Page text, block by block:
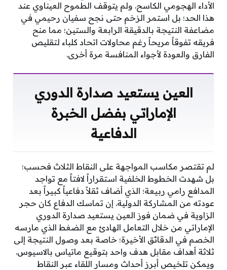
الأداء الهجومي الكاسح. ولم يتوقف الطموح العيناوي عند
هذا الحد؛ بل استمر الزخم حتى نجح سفيان رحيمي في
مضاعفة النتيجة بالدقيقة الرابعة والستين؛ مما منح
فريقه تفوقاً مريحاً رغم محاولات اتحاد كلباء لتقليص
الفارق والعودة لأجواء المنافسة مرة أخرى.
العين يستعيد صدارة الدوري
الإماراتي بفضل الخبرة
الدفاعية
لم تقتصر مكاسب المواجهة على النقاط الثلاث فحسب؛
بل شهدت الخطوط الخلفية استقراراً لافتاً مع تواجد
المدافع رامي ربيعة؛ الذي أضاف ثقلاً دفاعياً كبيراً بعد
عودته من المشاركة الدولية. إن تماسك الدفاع كان حجر
الزاوية في ضمان فوز العين يستعيد صدارة الدوري
الإماراتي من خلال التعامل الهادئ مع الضغط الذي مارسه
الخصم في الدقائق الأخيرة؛ خاصة بعد وصول النتيجة إلى
ثلاثة أهداف مقابل هدف واحد بتوقيع ماتياس بالاسيوس.
ويمكن تلخيص أبرز أحداث ومسار اللقاء عبر النقاط